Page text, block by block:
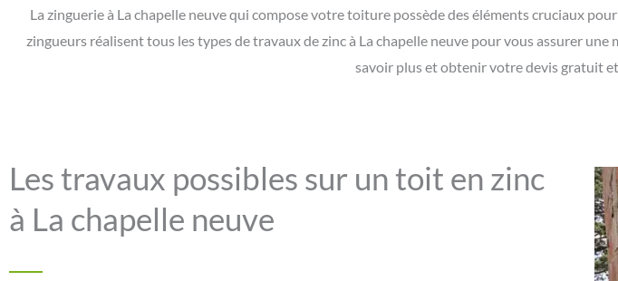
La zinguerie à La chapelle neuve qui compose votre toiture possède des éléments cruciaux
zingueurs réalisent tous les types de travaux de zinc à La chapelle neuve pour vous assurer
savoir plus et obtenir votre devis gratuit
Les travaux possibles sur un toit en zinc
à La chapelle neuve